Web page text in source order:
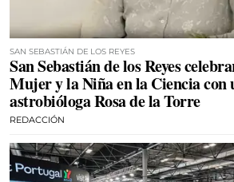
SAN SEBASTIÁN DE LOS REYES
San Sebastián de los Reyes
Mujer y la Niña en la Ciencia con
astrobióloga Rosa de la Torre
REDACCIÓN